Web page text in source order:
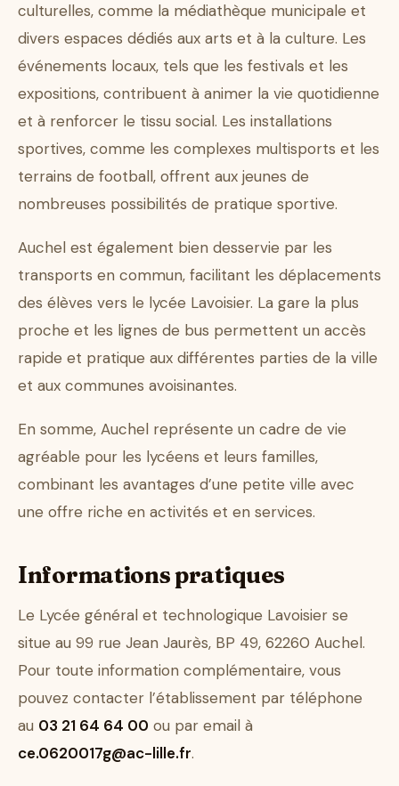
culturelles, comme la médiathèque municipale et
divers espaces dédiés aux arts et à la culture. Les
événements locaux, tels que les festivals et les
expositions, contribuent à animer la vie quotidienne
et à renforcer le tissu social. Les installations
sportives, comme les complexes multisports et les
terrains de football, offrent aux jeunes de
nombreuses possibilités de pratique sportive.
Auchel est également bien desservie par les
transports en commun, facilitant les déplacements
des élèves vers le lycée Lavoisier. La gare la plus
proche et les lignes de bus permettent un accès
rapide et pratique aux différentes parties de la ville
et aux communes avoisinantes.
En somme, Auchel représente un cadre de vie
agréable pour les lycéens et leurs familles,
combinant les avantages d’une petite ville avec
une offre riche en activités et en services.
Informations pratiques
Le Lycée général et technologique Lavoisier se
situe au 99 rue Jean Jaurès, BP 49, 62260 Auchel.
Pour toute information complémentaire, vous
pouvez contacter l’établissement par téléphone
au 03 21 64 64 00 ou par email à
ce.0620017g@ac-lille.fr.